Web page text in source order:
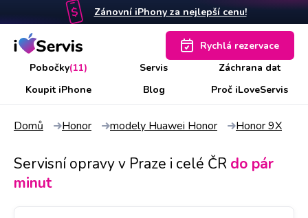
Zánovní iPhony za nejlepší cenu!
Pobočky(11) Servis
Záchrana dat
Koupit iPhone
Blog Proč iLoveServis
Rychlá rezervace
Domů Honor modely Huawei Honor Honor 9X
Servisní opravy v Praze i celé ČR do pár
minut